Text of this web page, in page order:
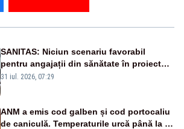
SANITAS: Niciun scenariu favorabil
pentru angajații din sănătate în proiectul
Legii salarizării
31 iul. 2026, 07:29
ANM a emis cod galben și cod portocaliu
de caniculă. Temperaturile urcă până la 38